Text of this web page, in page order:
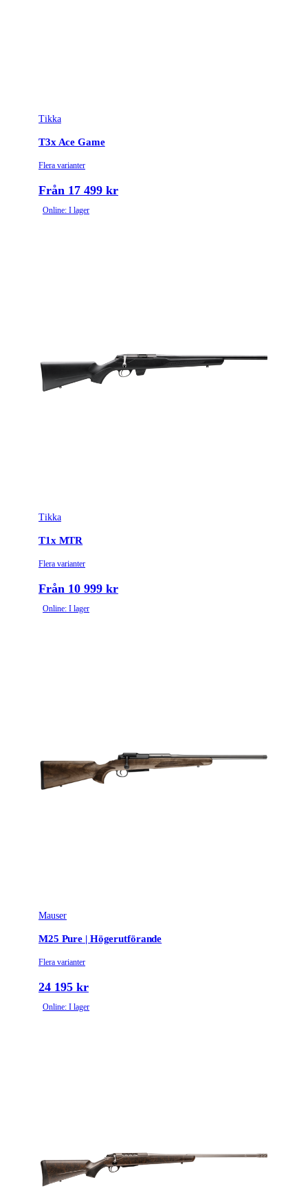
Tikka
T3x Ace Game
Flera varianter
Från 17 499 kr
Online: I lager
Tikka
T1x MTR
Flera varianter
Från 10 999 kr
Online: I lager
Mauser
M25 Pure | Högerutförande
Flera varianter
24 195 kr
Online: I lager